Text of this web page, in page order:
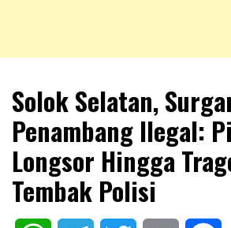
NKRIPOST
Solok Selatan,
Penambang Ilegal:
Longsor Hingga
Tembak Polisi